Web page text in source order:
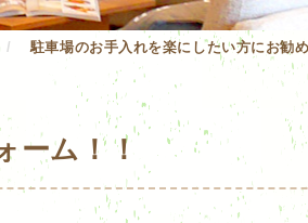
/ 駐車場のお手入れを楽にしたい方にお勧
ーム！！